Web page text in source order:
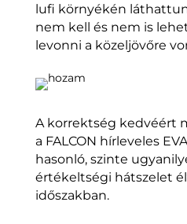
lufi környékén
nem kell és nem is
levonni a közeljövőre
A korrektség kedvéért
a FALCON hírleveles
hasonló, szinte
értékeltségi hátszelet
időszakban.